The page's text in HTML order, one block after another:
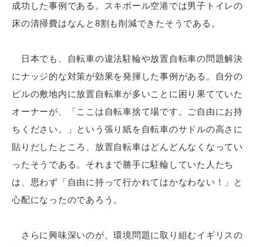
成功した事例である。スキポール空港では男子トイレの
床の清掃費はなんと8割も削減できたそうである。
日本でも、自転車の違法駐輪や放置自転車の問題解決
にナッジ的な対策が効果を発揮した事例がある。自分の
ビルの敷地内に放置自転車が多いことに困り果てていた
オーナーが、「ここは自転車捨て場です。ご自由にお持
ちください。」という張り紙を自転車のサドルの高さに
貼りだしたところ、放置自転車はどんどんなくなってい
ったそうである。それまで勝手に駐輪していた人たち
は、思わず「自由に持って行かれてはかなわない！」と
心配になったのであろう。
さらに興味深いのが、環境問題に取り組むイギリスの